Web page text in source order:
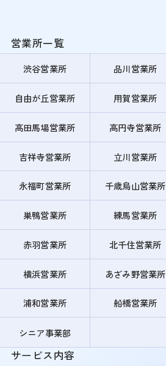
営業所一覧
渋谷営業所 品川営業所
自由が丘営業所 用賀営業所
高田馬場営業所 高円寺営業所
吉祥寺営業所 立川営業所
永福町営業所 千歳烏山営業所
巣鴨営業所 練馬営業所
赤羽営業所 北千住営業所
横浜営業所 あざみ野営業所
浦和営業所 船橋営業所
シニア事業部
サービス内容